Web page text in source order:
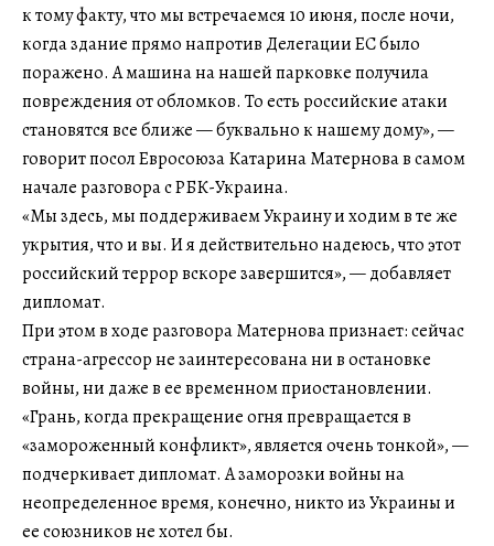
к тому факту, что мы встречаемся 10 июня, после ночи,
когда здание прямо напротив Делегации ЕС было
поражено. А машина на нашей парковке получила
повреждения от обломков. То есть российские атаки
становятся все ближе — буквально к нашему дому», —
говорит посол Евросоюза Катарина Матернова в самом
начале разговора с РБК-Украина.
«Мы здесь, мы поддерживаем Украину и ходим в те же
укрытия, что и вы. И я действительно надеюсь, что этот
российский террор вскоре завершится», — добавляет
дипломат.
При этом в ходе разговора Матернова признает: сейчас
страна-агрессор не заинтересована ни в остановке
войны, ни даже в ее временном приостановлении.
«Грань, когда прекращение огня превращается в
«замороженный конфликт», является очень тонкой», —
подчеркивает дипломат. А заморозки войны на
неопределенное время, конечно, никто из Украины и
ее союзников не хотел бы.